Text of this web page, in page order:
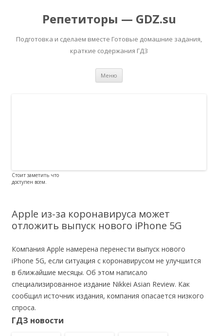
Репетиторы — GDZ.su
Подготовка и сделаем вместе Готовые домашние задания,
краткие содержания ГДЗ
Меню
Стоит заметить что
доступен всем.
Apple из-за коронавируса может
отложить выпуск нового iPhone 5G
Компания Apple намерена перенести выпуск нового
iPhone 5G, если ситуация с коронавирусом не улучшится
в ближайшие месяцы. Об этом написало
специализированное издание Nikkei Asian Review. Как
сообщил источник издания, компания опасается низкого
спроса.
ГДЗ новости